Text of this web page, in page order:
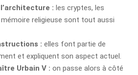
: les cryptes, les
religieuse sont tout aussi
: elles font partie de
et expliquent son aspect actuel.
Urbain V : on passe alors à côté